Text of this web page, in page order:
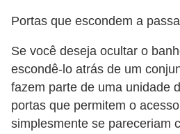
Portas que escondem a
Se você deseja ocultar o
escondê-lo atrás de um
fazem parte de uma unidade
portas que permitem o
simplesmente se pareceriam